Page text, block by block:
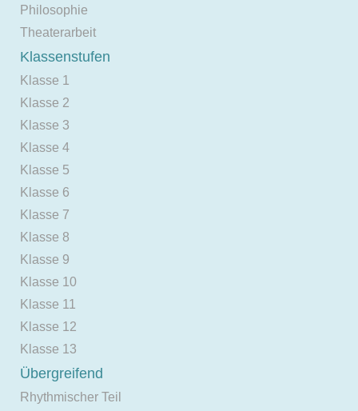
Philosophie
Theaterarbeit
Klassenstufen
Klasse 1
Klasse 2
Klasse 3
Klasse 4
Klasse 5
Klasse 6
Klasse 7
Klasse 8
Klasse 9
Klasse 10
Klasse 11
Klasse 12
Klasse 13
Übergreifend
Rhythmischer Teil